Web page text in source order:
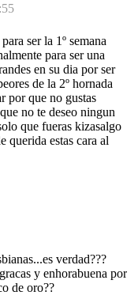
ser la 1º semana
para ser una
en su dia por ser
de la 2º hornada
por que no gustas
no te deseo ningun
que fueras kizasalgo
querida estas cara al
verdad???
y enhorabuena por
de oro??